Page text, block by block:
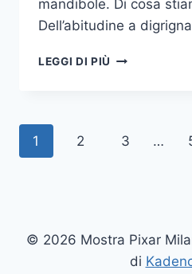
mandibole. Di cosa
Dell’abitudine a
LEGGI DI PIÙ COME
TUTTE
NOTTE
Navigazione
1 2 3 …
© 2026 Mostra Pixar
di